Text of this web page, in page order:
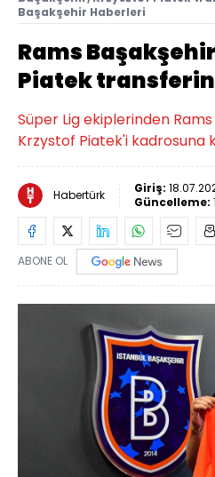
Başakşehir Haberleri
Rams
Piatek
Süper Lig ekiplerinden
Krzystof Piatek'i kadrosuna
Habertürk Giriş:
Güncelleme:
ABONE OL